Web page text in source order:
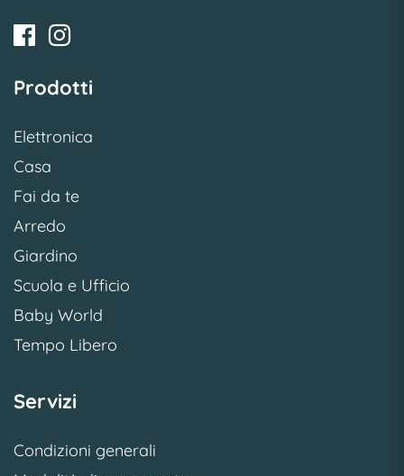
Prodotti
Elettronica
Casa
Fai da te
Arredo
Giardino
Scuola e Ufficio
Baby World
Tempo Libero
Servizi
Condizioni generali